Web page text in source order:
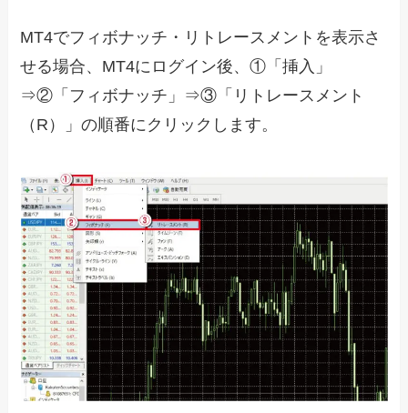
MT4でフィボナッチ・リトレースメントを表示さ
せる場合、MT4にログイン後、①「挿入」
⇒②「フィボナッチ」⇒③「リトレースメント
（R）」の順番にクリックします。